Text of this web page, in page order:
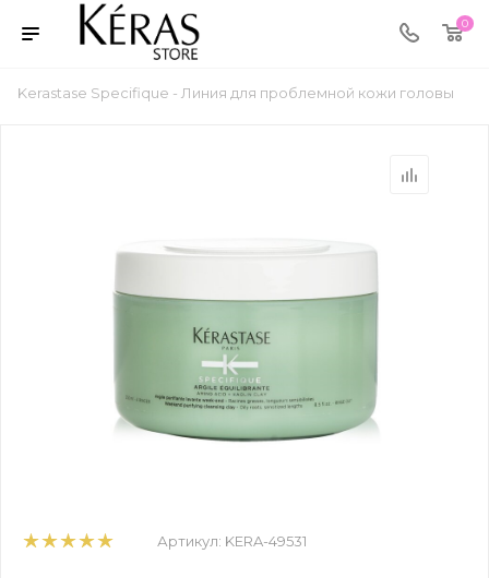
0
Kerastase Specifique - Линия для проблемной кожи головы
Артикул: KERA-49531